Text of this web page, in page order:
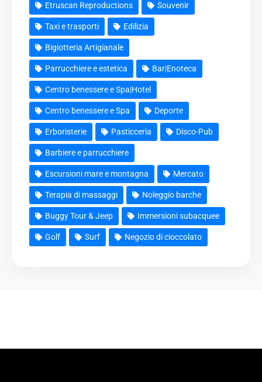
Etruscan Reproductions Souvenir
Taxi e trasporti Edilizia
Bigiotteria Artigianale
Parrucchiere e estetica Bar|Enoteca
Centro benessere e Spa|Hotel
Centro benessere e Spa Deporte
Erboristerie Pasticceria Disco-Pub
Barbiere e parrucchiere
Escursioni mare e montagna Mercato
Terapia di massaggi Noleggio barche
Buggy Tour & Jeep Immersioni subacquee
Golf Surf Negozio di cioccolato